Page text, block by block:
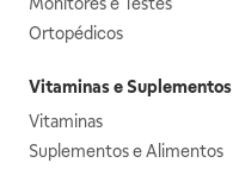
Ortopédicos
Vitaminas e Suplementos
Vitaminas
Suplementos e Alimentos